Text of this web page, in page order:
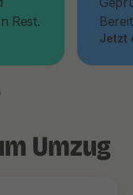
Rest.
Jetzt
Umzug